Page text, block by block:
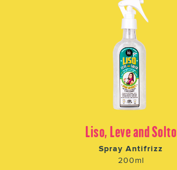
Liso, Leve and Solto
Spray Antifrizz
200ml